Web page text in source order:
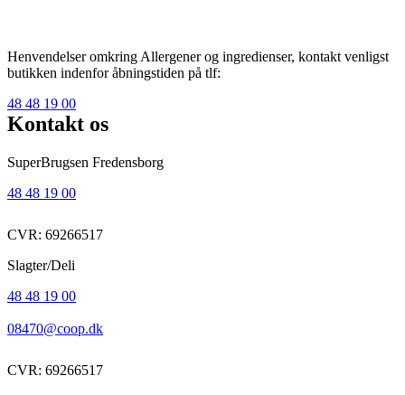
Henvendelser omkring Allergener og ingredienser, kontakt venligst
butikken indenfor åbningstiden på tlf:
48 48 19 00
Kontakt os
SuperBrugsen Fredensborg
48 48 19 00
CVR: 69266517
Slagter/Deli
48 48 19 00
08470@coop.dk
CVR: 69266517